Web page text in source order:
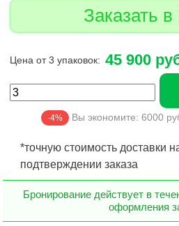
Заказать в
Цена от 3 упаковок: 45 900
-4% Вы экономите: 6000
*точную стоимость доставки
подтверждении заказа
Бронирование действует в
оформления